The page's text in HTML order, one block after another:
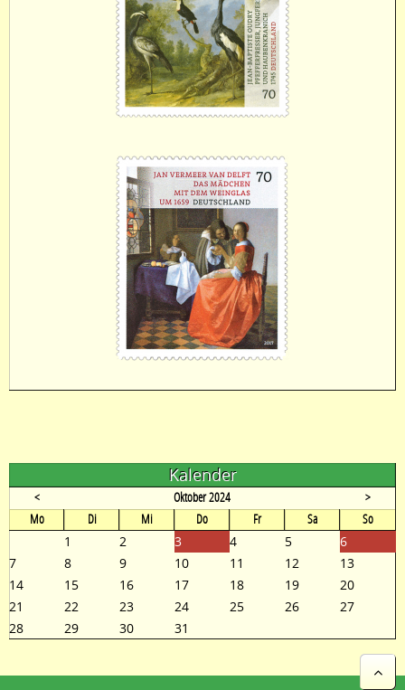
Kalender
< Oktober 2024
>
Montag Dienstag Mittwoch Donnerstag Freitag Samstag Sonntag
1 2 3 4 5
6
7
8 9 10 11 12
13
14
15 16 17 18 19
20
21
22 23 24 25 26
27
28
29 30 31